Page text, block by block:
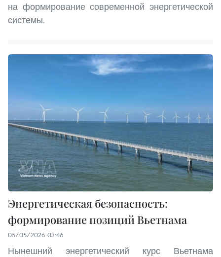
на формирование современной энергетической
системы.
Энергетическая безопасность:
формирование позиций Вьетнама
05/05/2026 03:46
Нынешний энергетический курс Вьетнама